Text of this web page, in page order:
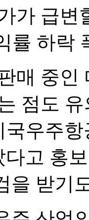
가 급변
률 하락
매 중
점도
국우주
고 홍
을 받기